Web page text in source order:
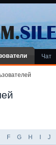
Чат
F G H I J